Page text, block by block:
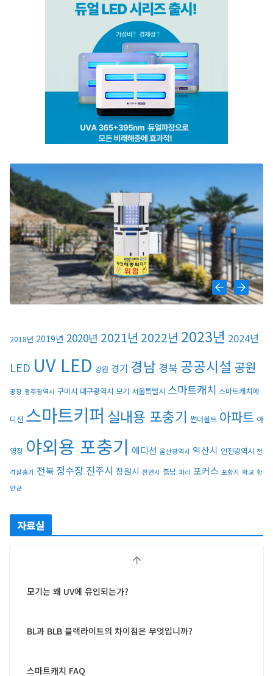
스마트키퍼 UV LED 고급형
스마트캐치
2018년 2019년 2020년 2021년 2022년 2023년 2024년
LED UV LED 강원 경기 경남 경북 공공시설 공원
공장 광주광역시 구미시 대구광역시 모기 서울특별시 스마트캐치 스마트캐치에
디션 스마트키퍼 실내용 포충기 썬더볼트 아파트 야
영장 야외용 포충기 에디션 울산광역시 익산시 인천광역시 전
격살충기 전북 정수장 진주시 창원시 천안시 충남 파리 포커스 포항시 학교 함
안군
자료실
모기는 왜 UV에 유인되는가?
BL과 BLB 블랙라이트의 차이점은 무엇입니까?
스마트캐치 FAQ